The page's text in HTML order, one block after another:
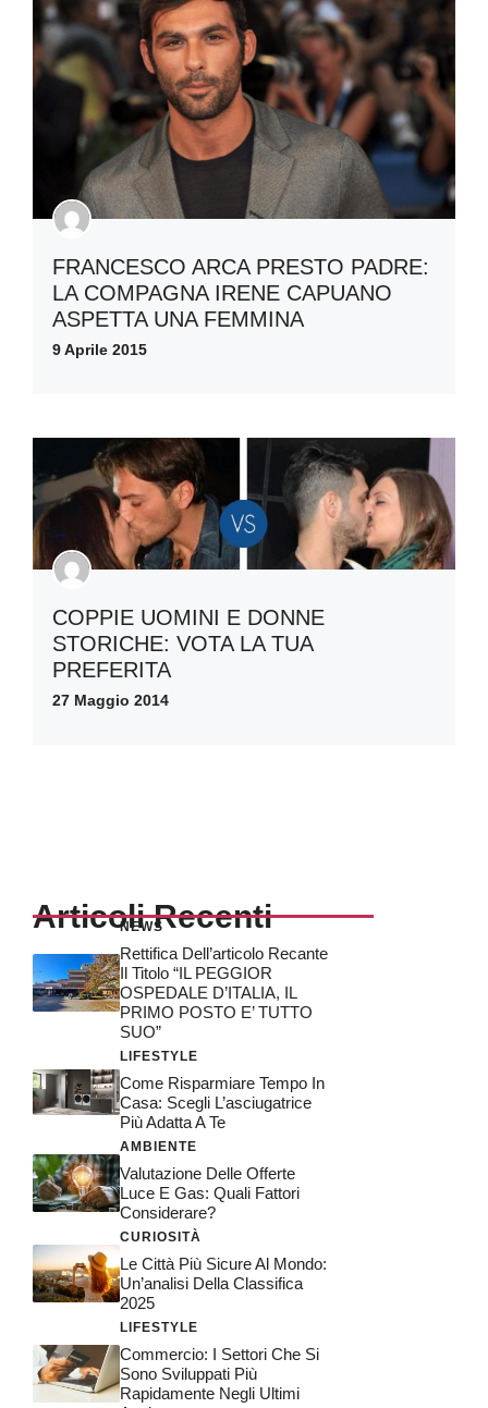
FRANCESCO ARCA PRESTO PADRE:
LA COMPAGNA IRENE CAPUANO
ASPETTA UNA FEMMINA
9 Aprile 2015
COPPIE UOMINI E DONNE
STORICHE: VOTA LA TUA
PREFERITA
27 Maggio 2014
Articoli Recenti
NEWS
Rettifica Dell’articolo Recante
Il Titolo “IL PEGGIOR
OSPEDALE D’ITALIA, IL
PRIMO POSTO E’ TUTTO
SUO”
LIFESTYLE
Come Risparmiare Tempo In
Casa: Scegli L’asciugatrice
Più Adatta A Te
AMBIENTE
Valutazione Delle Offerte
Luce E Gas: Quali Fattori
Considerare?
CURIOSITÀ
Le Città Più Sicure Al Mondo:
Un’analisi Della Classifica
2025
LIFESTYLE
Commercio: I Settori Che Si
Sono Sviluppati Più
Rapidamente Negli Ultimi